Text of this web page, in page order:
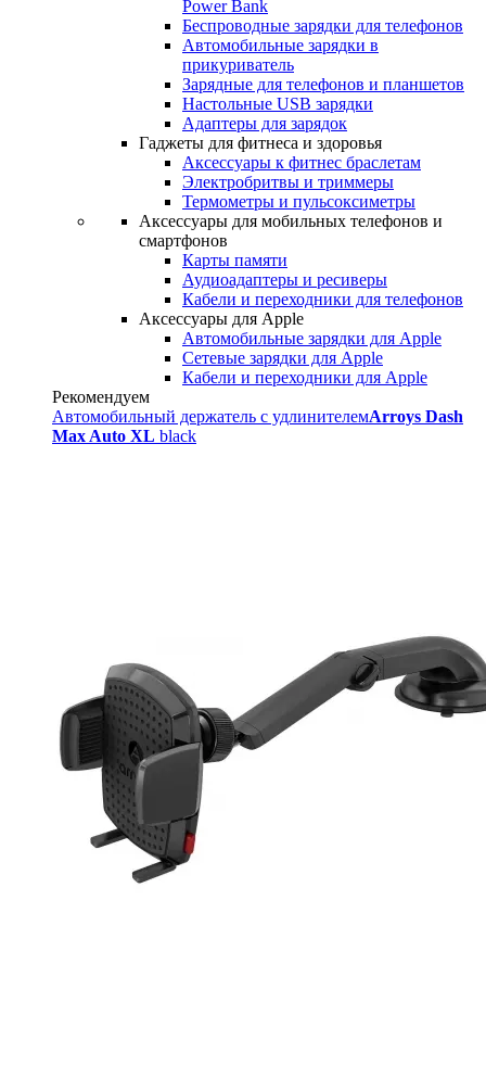
Power Bank
Беспроводные зарядки для телефонов
Автомобильные зарядки в
прикуриватель
Зарядные для телефонов и планшетов
Настольные USB зарядки
Адаптеры для зарядок
Гаджеты для фитнеса и здоровья
Аксессуары к фитнес браслетам
Электробритвы и триммеры
Термометры и пульсоксиметры
Аксессуары для мобильных телефонов и
смартфонов
Карты памяти
Аудиоадаптеры и ресиверы
Кабели и переходники для телефонов
Аксессуары для Apple
Автомобильные зарядки для Apple
Сетевые зарядки для Apple
Кабели и переходники для Apple
Рекомендуем
Автомобильный держатель с удлинителемArroys Dash
Max Auto XL black